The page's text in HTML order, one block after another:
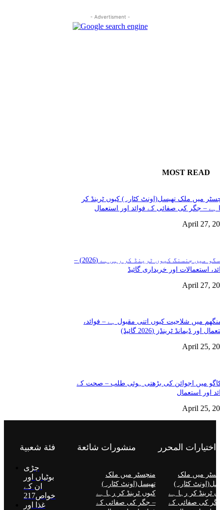
- Advertisment -
MOST READ
میں ملک تھیسل(اونٹ کٹارہ) کیوں ٹرینڈ کر
ہے – جگر کی صفائی کے فوائد اور استعمال
April 27,
گلاسگو میں جنسنگ کیوں ٹرینڈ کر رہی ہے (2026) –
استعمالات اور خریداری گائیڈ
April 27,
میں شلاجیت کیوں اتنی مقبول ہے – فوائد،
اور ڈیمانڈ ٹرینڈز (2026 گائیڈ)
April 25,
میں اجوائن کی بڑھتی ہوئی طلب – صحت کے
اور استعمال
April 25,
اختيارات المحرر
میں ملک
کٹارہ)
ٹرینڈ کر رہا ہے
کی صفائی کے
منشورات شائعة
منچسٹر میں ملک
تھیسل(اونٹ کٹارہ)
کیوں ٹرینڈ کر رہا ہے
– جگر کی صفائی کے
فئة شعبية
جڑی
بوٹیاں اور
ان کے
خواص217
غذا اور